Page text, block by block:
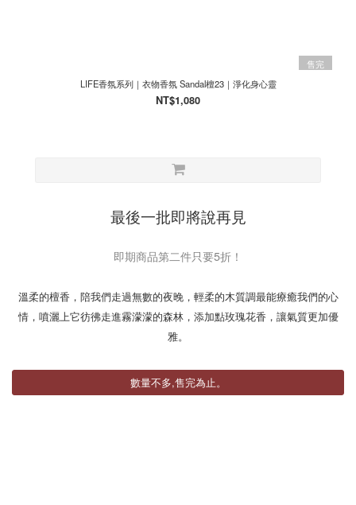
售完
LIFE香氛系列｜衣物香氛 Sandal檀23｜淨化身心靈
NT$1,080
最後一批即將說再見
即期商品第二件只要5折！
溫柔的檀香，陪我們走過無數的夜晚，輕柔的木質調最能療癒我們的心
情，噴灑上它彷彿走進霧濛濛的森林，添加點玫瑰花香，讓氣質更加優
雅。
數量不多,售完為止。